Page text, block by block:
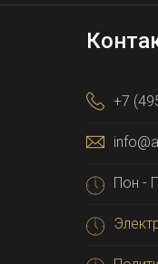
+7
Пон -